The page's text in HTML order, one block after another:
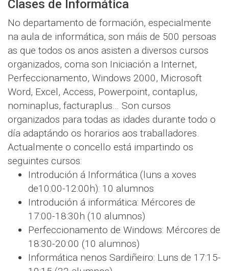
Clases de Informática
No departamento de formación, especialmente
na aula de informática, son máis de 500 persoas
as que todos os anos asisten a diversos cursos
organizados, coma son Iniciación a Internet,
Perfeccionamento, Windows 2000, Microsoft
Word, Excel, Access, Powerpoint, contaplus,
nominaplus, facturaplus… Son cursos
organizados para todas as idades durante todo o
día adaptándo os horarios aos traballadores.
Actualmente o concello está impartindo os
seguintes cursos:
Introdución á Informática (luns a xoves
de10:00-12:00h): 10 alumnos
Introdución á informática: Mércores de
17:00-18:30h (10 alumnos)
Perfeccionamento de Windows: Mércores de
18:30-20:00 (10 alumnos)
Informática nenos Sardiñeiro: Luns de 17:15-